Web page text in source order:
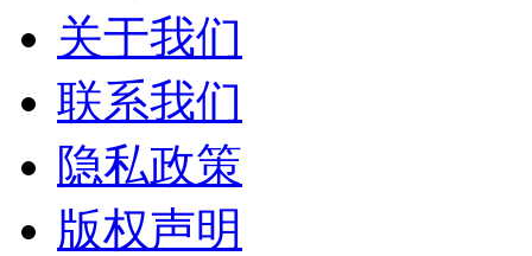
关于我们
联系我们
隐私政策
版权声明